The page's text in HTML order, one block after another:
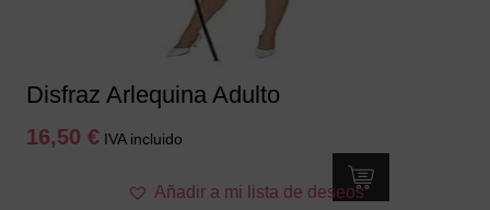
página
de
Disfraz Arlequina Adulto
16,50 € IVA incluido
producto
Añadir a mi lista de deseos